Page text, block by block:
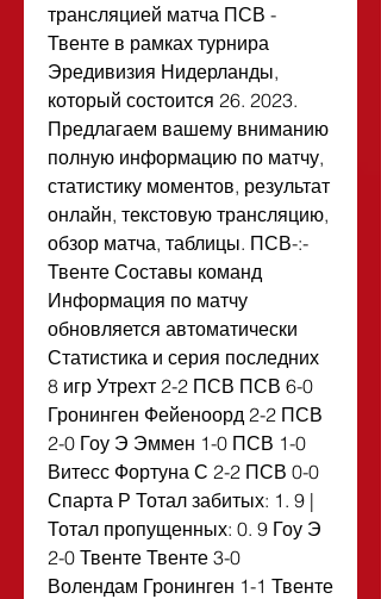
трансляцией матча ПСВ -
Твенте в рамках турнира
Эредивизия Нидерланды,
который состоится 26. 2023.
Предлагаем вашему вниманию
полную информацию по матчу,
статистику моментов, результат
онлайн, текстовую трансляцию,
обзор матча, таблицы. ПСВ-:-
Твенте Составы команд
Информация по матчу
обновляется автоматически
Статистика и серия последних
8 игр Утрехт 2-2 ПСВ ПСВ 6-0
Гронинген Фейеноорд 2-2 ПСВ
2-0 Гоу Э Эммен 1-0 ПСВ 1-0
Витесс Фортуна С 2-2 ПСВ 0-0
Спарта Р Тотал забитых: 1. 9 |
Тотал пропущенных: 0. 9 Гоу Э
2-0 Твенте Твенте 3-0
Волендам Гронинген 1-1 Твенте